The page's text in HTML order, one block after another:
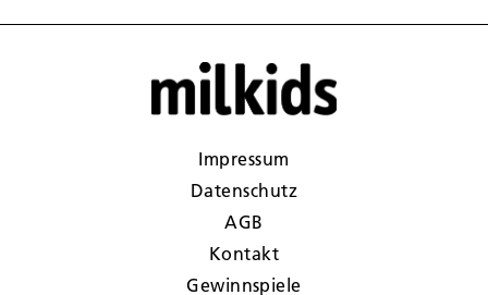
Impressum
Datenschutz
AGB
Kontakt
Gewinnspiele